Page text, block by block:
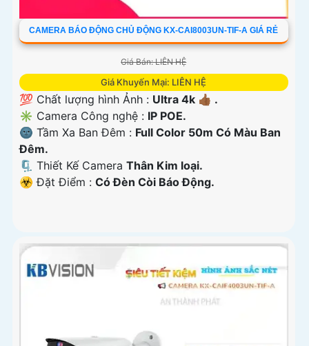
CAMERA BÁO ĐỘNG CHỦ ĐỘNG KX-CAI8003UN-TIF-A GIÁ RẺ
Giá Bán: LIÊN HỆ
Giá Khuyến Mại: LIÊN HỆ
💯 Chất lượng hình Ảnh : Ultra 4k 👍🏾 .
✳️ Camera Công nghệ : IP POE.
🌚 Tầm Xa Ban Đêm : Full Color 50m Có Màu Ban
Ðêm.
🗜️ Thiết Kế Camera Thân Kim loại.
️☣️ Đặt Điểm : Có Ðèn Còi Báo Động.